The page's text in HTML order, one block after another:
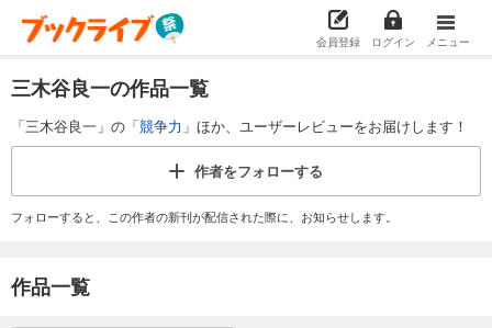
会員登録 ログイン メニュー
三木谷良一の作品一覧
「三木谷良一」の「競争力 」ほか、ユーザーレビューをお届けします！
作者をフォローする
フォローすると、この作者の新刊が配信された際に、お知らせします。
作品一覧